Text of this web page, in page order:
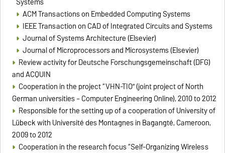
ACM Transactions on Embedded Computing Systems
IEEE Transaction on CAD of Integrated Circuits and Systems
Journal of Systems Architecture (Elsevier)
Journal of Microprocessors and Microsystems (Elsevier)
Review activity for Deutsche Forschungsgemeinschaft (DFG)
and ACQUIN
Cooperation in the project “VHN-TIO” (joint project of North
German universities – Computer Engineering Online), 2010 to 2012
Responsible for the setting up of a cooperation of University of
Lübeck with Université des Montagnes in Bagangté, Cameroon,
2009 to 2012
Cooperation in the research focus “Self-Organizing Wireless